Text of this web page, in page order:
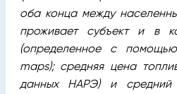
оба конца между
проживает субъект и в
(определенное с
maps); средняя цена
данных НАРЭ) и средний